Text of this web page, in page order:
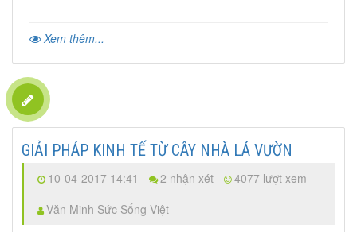
Xem thêm...
GIẢI PHÁP KINH TẾ TỪ CÂY NHÀ LÁ VƯỜN
10-04-2017 14:41 2 nhận xét
4077 lượt xem
Văn Minh Sức Sống Việt